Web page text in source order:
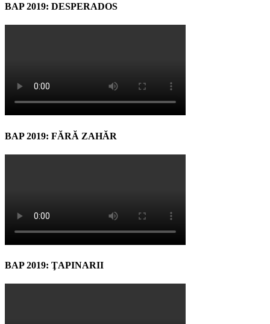
BAP 2019: DESPERADOS
BAP 2019: FĂRĂ ZAHĂR
BAP 2019: ŢAPINARII